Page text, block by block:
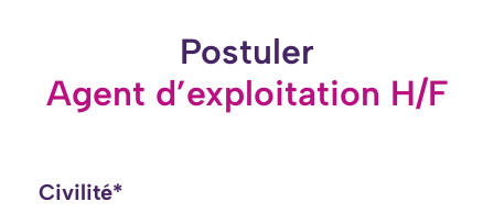
Postuler
Agent d’exploitation H/F
Civilité*